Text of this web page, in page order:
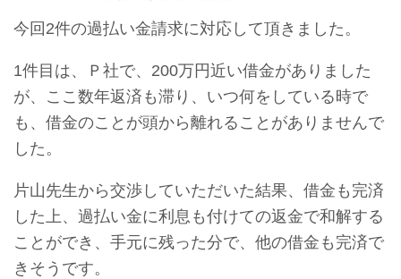
今回2件の過払い金請求に対応して頂きました。
1件目は、Ｐ社で、200万円近い借金がありました
が、ここ数年返済も滞り、いつ何をしている時で
も、借金のことが頭から離れることがありませんで
した。
片山先生から交渉していただいた結果、借金も完済
した上、過払い金に利息も付けての返金で和解する
ことができ、手元に残った分で、他の借金も完済で
きそうです。